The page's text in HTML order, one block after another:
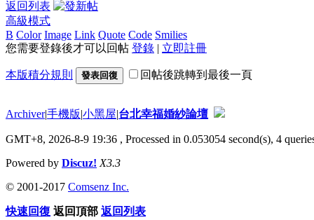
返回列表
高級模式
B Color Image Link Quote Code Smilies
您需要登錄後才可以回帖 登錄 | 立即註冊
本版積分規則 發表回復 回帖後跳轉到最後一頁
Archiver|手機版|小黑屋|台北幸福婚紗論壇
GMT+8, 2026-8-9 19:36 , Processed in 0.053054 second(s), 4
Powered by Discuz! X3.3
© 2001-2017 Comsenz Inc.
快速回復 返回頂部 返回列表